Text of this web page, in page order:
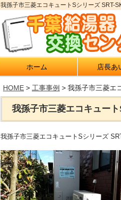
我孫子市三菱エコキュートSシリーズ SRT-
ホーム 店長あ
HOME > 工事事例 > 我孫子市三菱エ
我孫子市三菱エコキュー
我孫子市三菱エコキュートSシリーズ